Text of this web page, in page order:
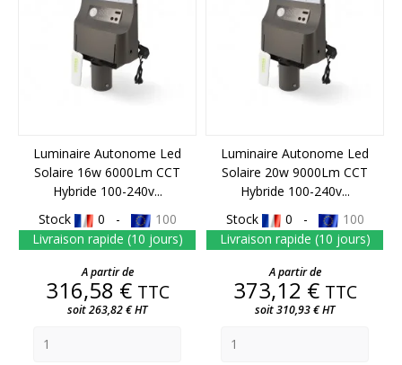
Luminaire Autonome Led
Solaire 16w 6000Lm CCT
Hybride 100-240v...
Stock
0 -
100
Livraison rapide (10 jours)
Prix
A partir de
316,58 € TTC
soit 263,82 € HT
Luminaire Autonome Led
Solaire 20w 9000Lm CCT
Hybride 100-240v...
Stock
0 -
100
Livraison rapide (10 jours)
Prix
A partir de
373,12 € TTC
soit 310,93 € HT